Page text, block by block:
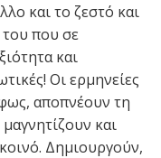
και το ζεστό και
που σε
και
Οι ερμηνείες
αποπνέουν τη
και
Δημιουργούν,